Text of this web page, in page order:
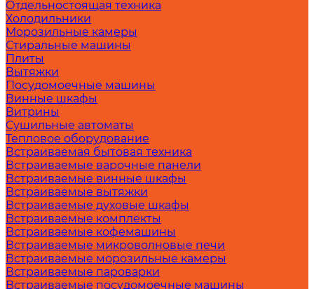
Отдельностоящая техника
Холодильники
Морозильные камеры
Стиральные машины
Плиты
Вытяжки
Посудомоечные машины
Винные шкафы
Витрины
Сушильные автоматы
Тепловое оборудование
Встраиваемая бытовая техника
Встраиваемые варочные панели
Встраиваемые винные шкафы
Встраиваемые вытяжки
Встраиваемые духовые шкафы
Встраиваемые комплекты
Встраиваемые кофемашины
Встраиваемые микроволновые печи
Встраиваемые морозильные камеры
Встраиваемые пароварки
Встраиваемые посудомоечные машины